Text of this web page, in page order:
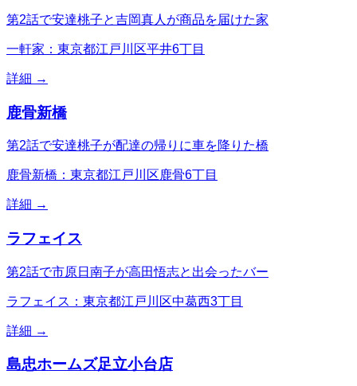
第2話で安達桃子と吉岡真人が商品を届けた家
一軒家：東京都江戸川区平井6丁目
詳細 →
鹿骨新橋
第2話で安達桃子が配達の帰りに車を降りた橋
鹿骨新橋：東京都江戸川区鹿骨6丁目
詳細 →
ラフェイス
第2話で市原日南子が高田悟志と出会ったバー
ラフェイス：東京都江戸川区中葛西3丁目
詳細 →
島忠ホームズ足立小台店